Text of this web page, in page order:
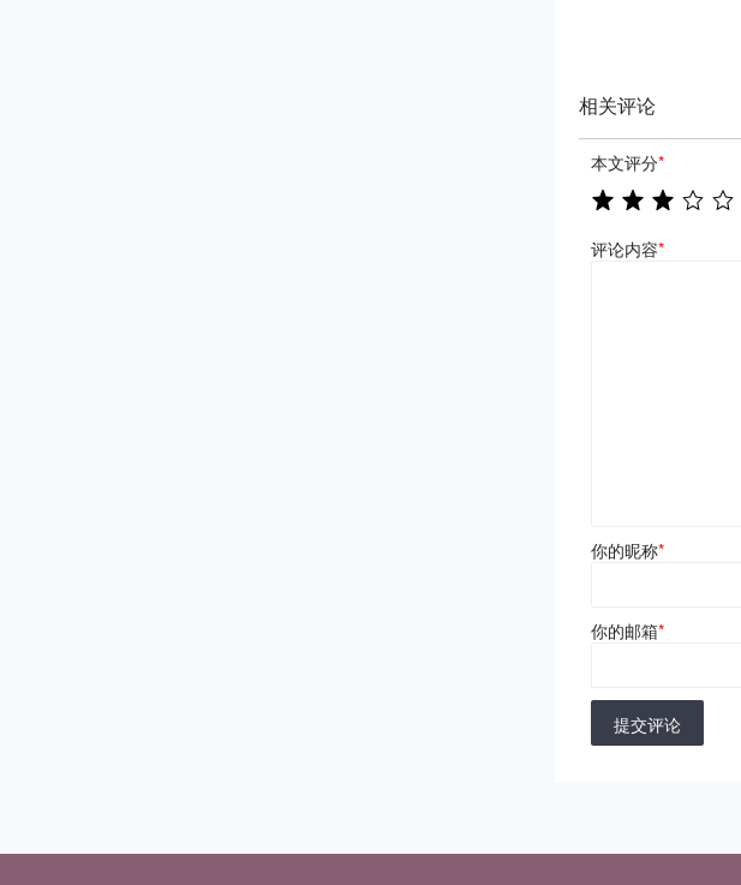
相关评论
本文评分*
评论内容*
你的昵称*
你的邮箱*
提交评论